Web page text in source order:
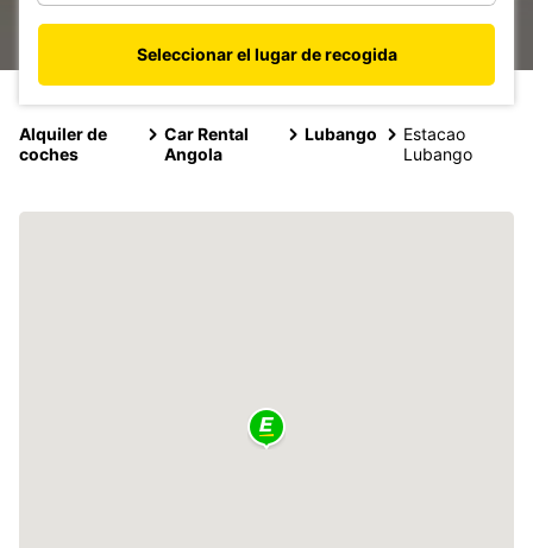
Seleccionar el lugar de recogida
Alquiler de
coches
Car Rental
Angola
Lubango
Estacao
Lubango